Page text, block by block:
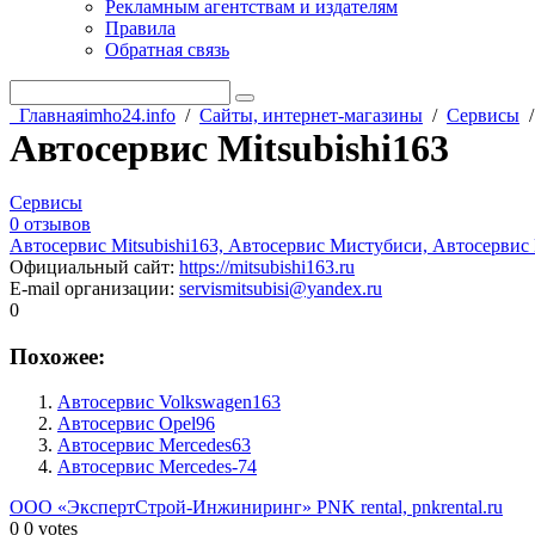
Рекламным агентствам и издателям
Правила
Обратная связь
Главнаяimho24.info / Сайты, интернет-магазины / Сервисы /
Автосервис Mitsubishi163
Сервисы
0 отзывов
Автосервис Mitsubishi163, Автосервис Мистубиси,
Официальный сайт: https://mitsubishi163.ru
E-mail организации: servismitsubisi@yandex.ru
0
Похожее:
Автосервис Volkswagen163
Автосервис Opel96
Автосервис Mercedes63
Автосервис Mercedes-74
ООО «ЭкспертСтрой-Инжиниринг» PNK rental, pnkrental.ru
0 0 votes